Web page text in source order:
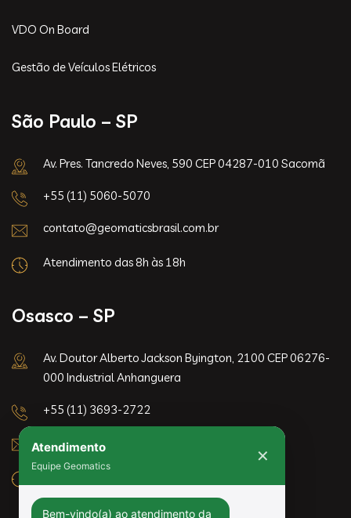
VDO On Board
Gestão de Veículos Elétricos
São Paulo – SP
Av. Pres. Tancredo Neves, 590 CEP 04287-010 Sacomã
+55 (11) 5060-5070
contato@geomaticsbrasil.com.br
Atendimento das 8h às 18h
Osasco – SP
Av. Doutor Alberto Jackson Byington, 2100 CEP 06276-
000 Industrial Anhanguera
+55 (11) 3693-2722
contato@geomaticsbrasil.com.br
Atendimento das 8h às 18h
Equipe Geomatics